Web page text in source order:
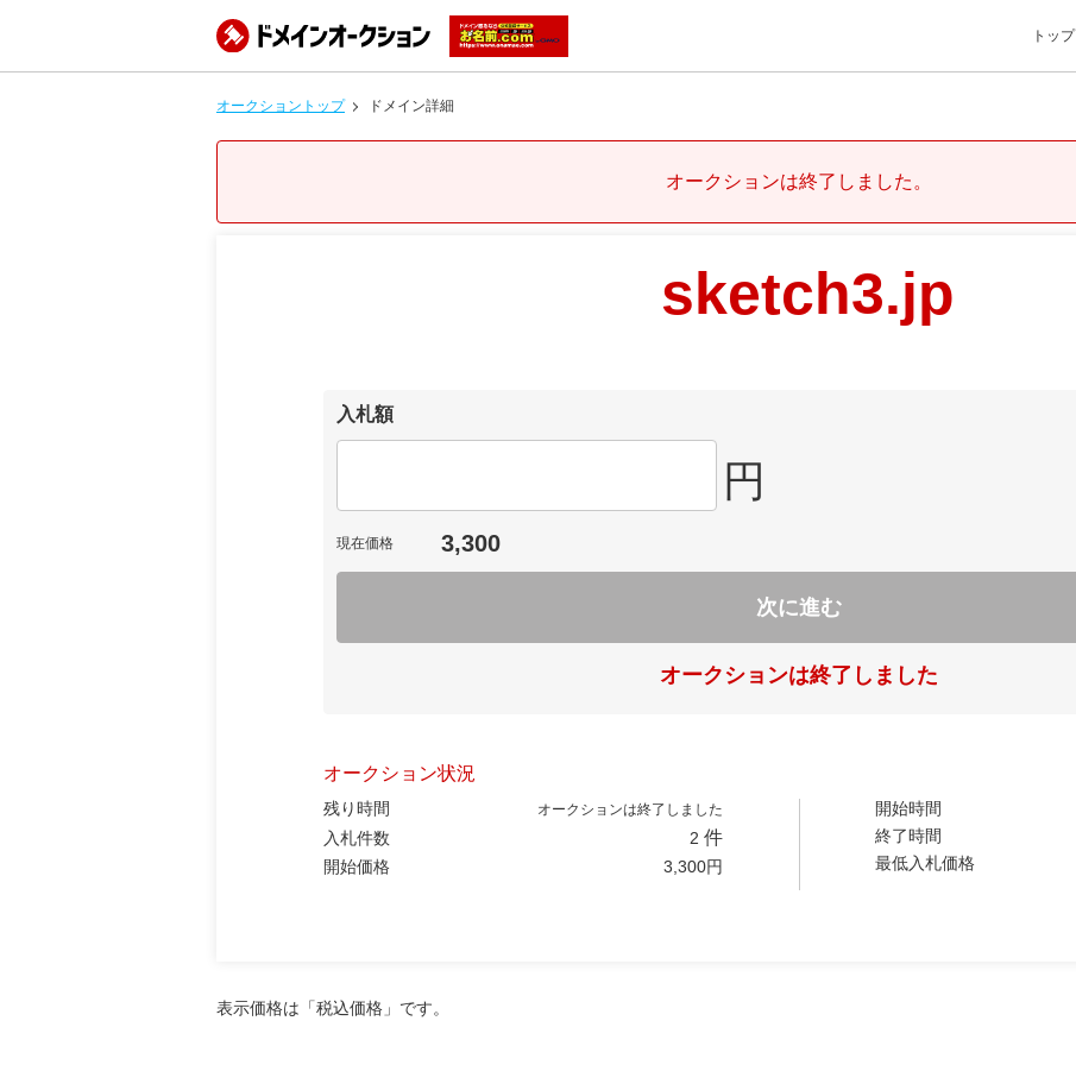
トップ
オークショントップ ドメイン詳細
オークションは終了しました。
sketch3.jp
入札額
円
現在価格 3,300
次に進む
オークションは終了しました
オークション状況
残り時間 オークションは終了しました
入札件数 2 件
開始価格 3,300円
開始時間
終了時間
最低入札価格
表示価格は「税込価格」です。